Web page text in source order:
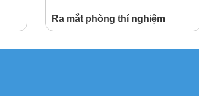
Ra mắt phòng thí nghiệm